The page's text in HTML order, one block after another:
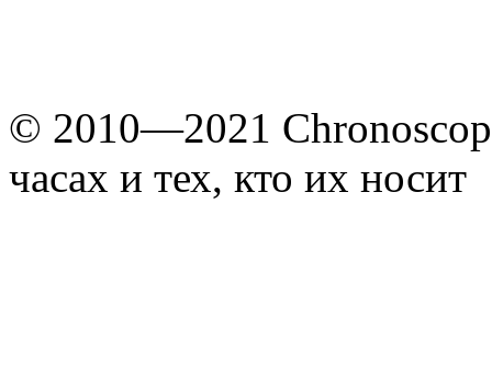
© 2010—2021
часах и тех, кто их носит